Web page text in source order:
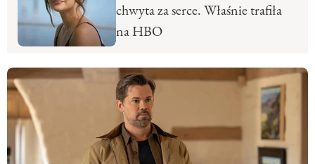
chwyta za serce. Właśnie trafiła
na HBO